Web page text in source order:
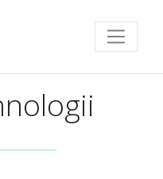
do strony głównej